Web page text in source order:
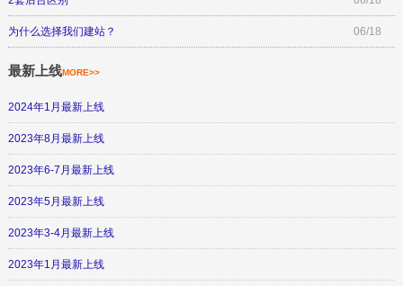
为什么选择我们建站？ 06/18
最新上线MORE>>
2024年1月最新上线
2023年8月最新上线
2023年6-7月最新上线
2023年5月最新上线
2023年3-4月最新上线
2023年1月最新上线